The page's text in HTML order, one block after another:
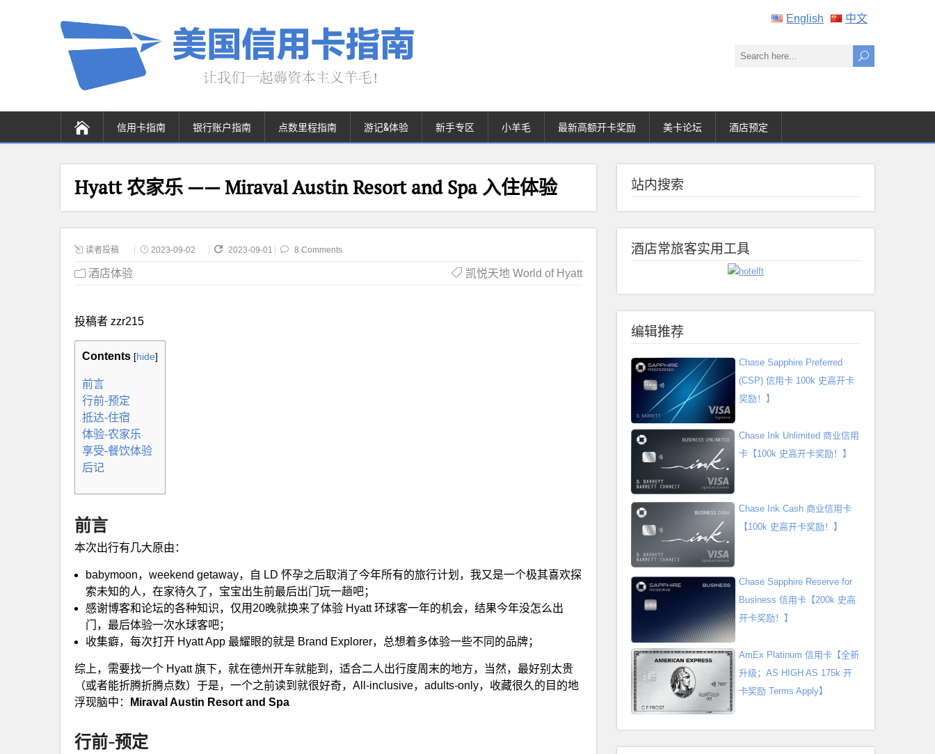
English 中文
信用卡指南 银行账户指南 点数里程指南 游记&体验 新手专区 小羊毛 最新高额开卡奖励 美卡论坛 酒店预定
Hyatt 农家乐 —— Miraval Austin Resort and Spa 入住体验
读者投稿 2023-09-02 2023-09-01 8 Comments
酒店体验 凯悦天地 World of Hyatt
投稿者 zzr215
Contents [hide]
前言
行前-预定
抵达-住宿
体验-农家乐
享受-餐饮体验
后记
前言
本次出行有几大原由：
babymoon，weekend getaway，自 LD 怀孕之后取消了今年所有的旅行计划，我又是一个极其喜欢探
索未知的人，在家待久了，宝宝出生前最后出门玩一趟吧；
感谢博客和论坛的各种知识，仅用20晚就换来了体验 Hyatt 环球客一年的机会，结果今年没怎么出
门，最后体验一次水球客吧；
收集癖，每次打开 Hyatt App 最耀眼的就是 Brand Explorer，总想着多体验一些不同的品牌；
综上，需要找一个 Hyatt 旗下，就在德州开车就能到，适合二人出行度周末的地方，当然，最好别太贵
（或者能折腾折腾点数）于是，一个之前读到就很好奇，All-inclusive，adults-only，收藏很久的目的地
浮现脑中：
Miraval Austin Resort and Spa
行前-预定
站内搜索
酒店常旅客实用工具
编辑推荐
Chase Sapphire Preferred
(CSP) 信用卡 100k 史高开卡
奖励！】
Chase Ink Unlimited 商业信用
卡【100k 史高开卡奖励！】
Chase Ink Cash 商业信用卡
【100k 史高开卡奖励！】
Chase Sapphire Reserve for
Business 信用卡【200k 史高
开卡奖励！】
AmEx Platinum 信用卡【全新
升级；AS HIGH AS 175k 开
卡奖励 Terms Apply】